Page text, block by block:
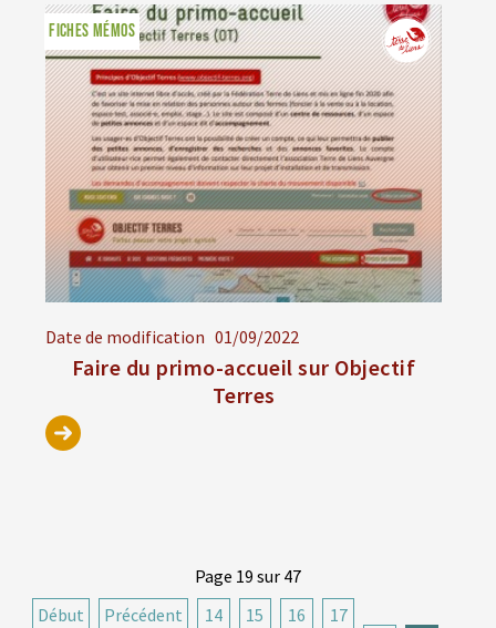
Date de modification 01/09/2022
Faire du primo-accueil sur Objectif
Terres
FICHES MÉMOS
Page 19 sur 47
Début
Précédent 14 15 16
17